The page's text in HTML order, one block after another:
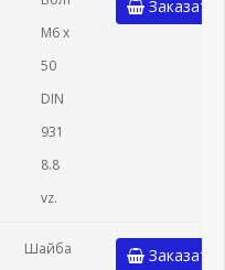
М6 x
50
DIN
931
8.8
vz.
Заказать
Шайба
Заказать